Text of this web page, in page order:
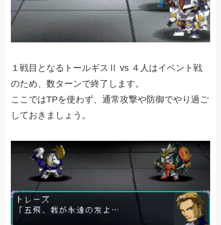
１戦目となるトールギスⅡ vs ４人はイベント戦
のため、数ターンで終了します。
ここではTPを使わず、通常攻撃や防御でやり過ご
しておきましょう。